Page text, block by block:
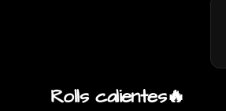
Rolls calientes🔥